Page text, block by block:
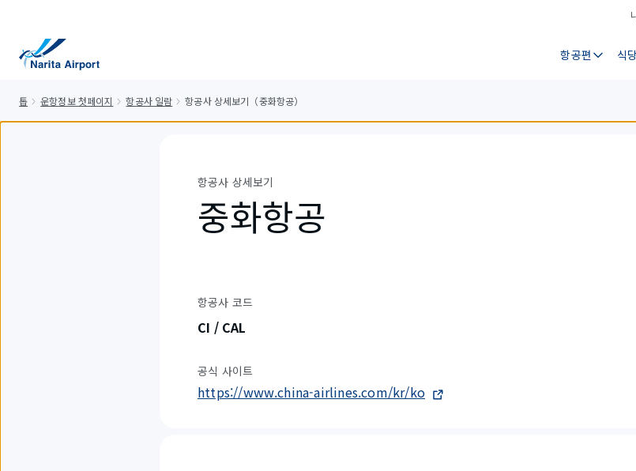
항공편 식
톱 운항정보 첫페이지 항공사 일람 항공사 상세보기（중화항공）
항공사 상세보기
중화항공
항공사 코드
CI / CAL
공식 사이트
https://www.china-airlines.com/kr/ko